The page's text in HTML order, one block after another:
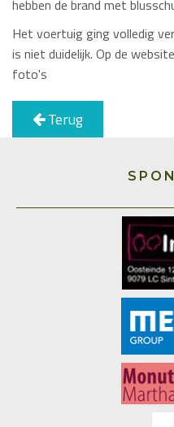
hebben de brand met
Het voertuig ging volledig
is niet duidelijk. Op de
foto's
Terug